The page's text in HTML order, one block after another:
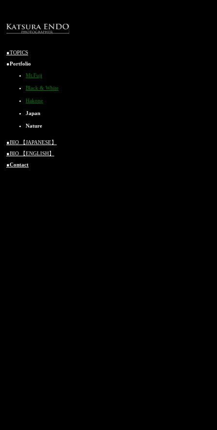
●TOPICS
●Portfolio
Mt.Fuji
Black & White
Hakone
Japan
Nature
●BIO 【JAPANESE】
●BIO 【ENGLISH】
●Contact